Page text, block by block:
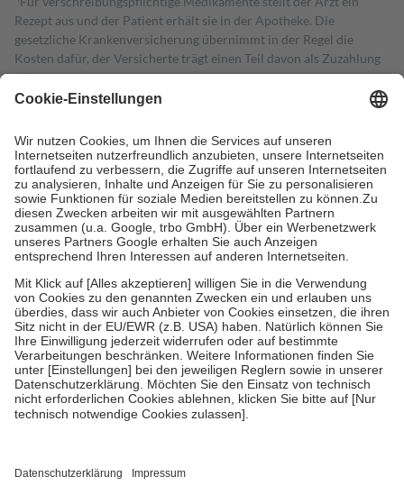
Rezept aus und der Patient erhält sie in der Apotheke. Die
gesetzliche Krankenversicherung übernimmt in der Regel die
Kosten dafür, der Versicherte trägt einen Teil davon als Zuzahlung
mit.
Grundsätzlich leisten Mitglieder Zuzahlungen in Höhe von zehn
höchstens zehn Euro.
Es sind jedoch nie mehr als die tatsächlichen
Kosten der Leistung zu entrichten.
Diese Regeln gelten grundsätzlich auch für Online-Apotheken.
Bei Heilmitteln und häuslicher Krankenpflege beträgt die
Zuzahlung zehn Prozent der Kosten sowie zehn Euro je
Verordnung.
Um das Engagement der Versicherten für ihre eigene Gesundheit zu
stärken und die besondere Stellung der Familie zu unterstützen,
fallenkeine Zuzahlungenan bei:
• Kindern und Jugendlichen bis zum vollendeten 18. Lebensjahr
mit Ausnahme der Fahrkosten
• Untersuchungen zur Vorsorge und Früherkennung, die von der
GKV getragen werden
• empfohlenen Schutzimpfungen
• Harn- und Blutteststreifen
getroffen, um sicherzustellen, dass es sich um echte Bewertungen